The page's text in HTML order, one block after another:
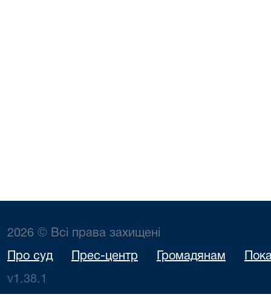
2026 © Всі права захищені
Про суд Прес-центр Громадянам
v1.38.1